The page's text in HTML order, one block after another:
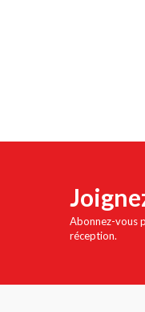
Abonnez-vous
réception.